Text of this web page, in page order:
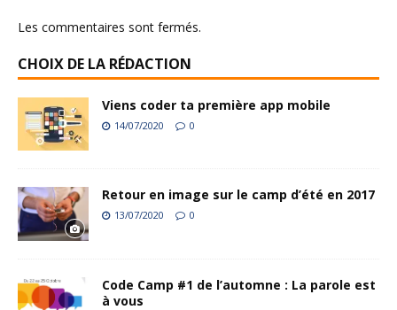
Les commentaires sont fermés.
CHOIX DE LA RÉDACTION
Viens coder ta première app mobile
14/07/2020 0
Retour en image sur le camp d’été en 2017
13/07/2020 0
Code Camp #1 de l’automne : La parole est
à vous